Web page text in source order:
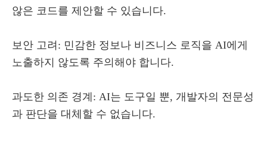
않은 코드를 제안할 수 있습니다.
보안 고려: 민감한 정보나 비즈니스 로직을 AI에게
노출하지 않도록 주의해야 합니다.
과도한 의존 경계: AI는 도구일 뿐, 개발자의 전문성
과 판단을 대체할 수 없습니다.